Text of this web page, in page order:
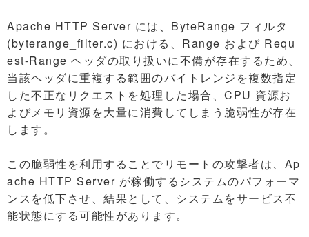
Apache HTTP Server には、ByteRange フィルタ
(byterange_filter.c) における、Range および Requ
est-Range ヘッダの取り扱いに不備が存在するため、
当該ヘッダに重複する範囲のバイトレンジを複数指定
した不正なリクエストを処理した場合、CPU 資源お
よびメモリ資源を大量に消費してしまう脆弱性が存在
します。
この脆弱性を利用することでリモートの攻撃者は、Ap
ache HTTP Server が稼働するシステムのパフォーマ
ンスを低下させ、結果として、システムをサービス不
能状態にする可能性があります。